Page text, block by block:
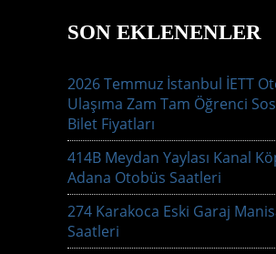
SON EKLENENLER
2026 Temmuz İstanbul İETT
Ulaşıma Zam Tam Öğrenci
Bilet Fiyatları
414B Meydan Yaylası Kanal
Adana Otobüs Saatleri
274 Karakoca Eski Garaj
Saatleri